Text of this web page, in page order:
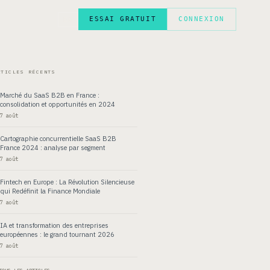
ESSAI GRATUIT CONNEXION
RÉCENTS
Marché du SaaS B2B en France :
consolidation et opportunités en 2024
7 août
Cartographie concurrentielle SaaS B2B
France 2024 : analyse par segment
7 août
Fintech en Europe : La Révolution Silencieuse
qui Redéfinit la Finance Mondiale
7 août
IA et transformation des entreprises
européennes : le grand tournant 2026
7 août